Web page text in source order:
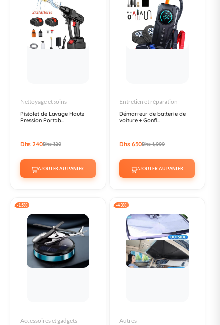
Nettoyage et soins
Pistolet de Lavage Haute
Pression Portab...
Dhs 240Dhs 320
AJOUTER AU PANIER
Entretien et réparation
Démarreur de batterie de
voiture + Gonfl...
Dhs 650Dhs 1,000
AJOUTER AU PANIER
-15%
Accessoires et gadgets
-43%
Autres